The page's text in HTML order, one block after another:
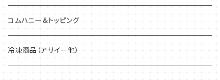
40g
200g
コムハニー＆トッピング
冷凍商品（アサイー他）